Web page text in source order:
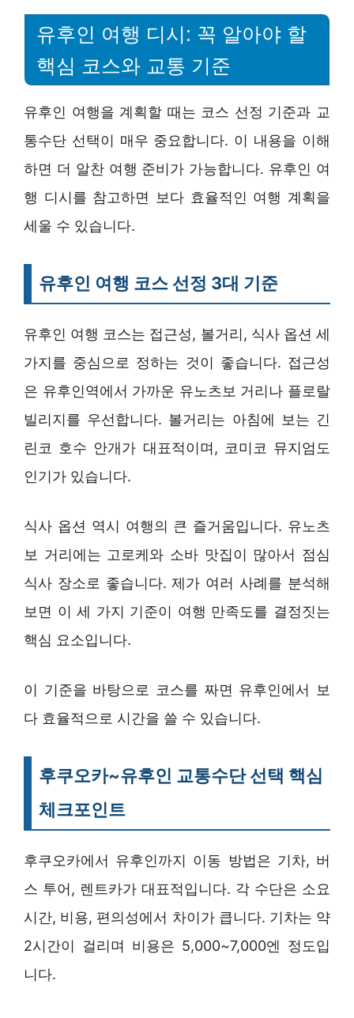
유후인 여행 디시: 꼭 알아야 할
핵심 코스와 교통 기준
유후인 여행을 계획할 때는 코스 선정 기준과 교
통수단 선택이 매우 중요합니다. 이 내용을 이해
하면 더 알찬 여행 준비가 가능합니다. 유후인 여
행 디시를 참고하면 보다 효율적인 여행 계획을
세울 수 있습니다.
유후인 여행 코스 선정 3대 기준
유후인 여행 코스는 접근성, 볼거리, 식사 옵션 세
가지를 중심으로 정하는 것이 좋습니다. 접근성
은 유후인역에서 가까운 유노츠보 거리나 플로랄
빌리지를 우선합니다. 볼거리는 아침에 보는 긴
린코 호수 안개가 대표적이며, 코미코 뮤지엄도
인기가 있습니다.
식사 옵션 역시 여행의 큰 즐거움입니다. 유노츠
보 거리에는 고로케와 소바 맛집이 많아서 점심
식사 장소로 좋습니다. 제가 여러 사례를 분석해
보면 이 세 가지 기준이 여행 만족도를 결정짓는
핵심 요소입니다.
이 기준을 바탕으로 코스를 짜면 유후인에서 보
다 효율적으로 시간을 쓸 수 있습니다.
후쿠오카~유후인 교통수단 선택 핵심
체크포인트
후쿠오카에서 유후인까지 이동 방법은 기차, 버
스 투어, 렌트카가 대표적입니다. 각 수단은 소요
시간, 비용, 편의성에서 차이가 큽니다. 기차는 약
2시간이 걸리며 비용은 5,000~7,000엔 정도입
니다.